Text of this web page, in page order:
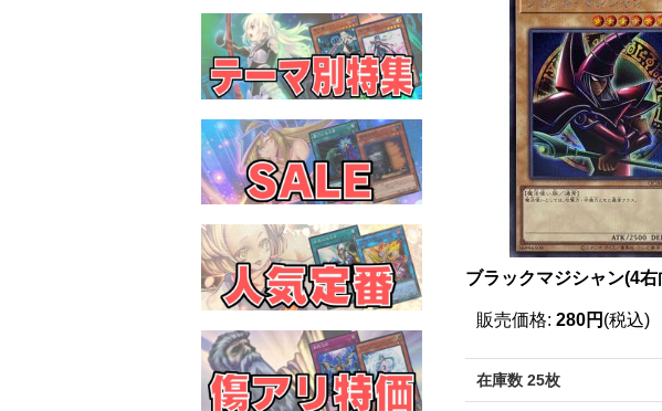
ブラックマジシャン(4
販売価格: 280円 (税込)
在庫数 25枚